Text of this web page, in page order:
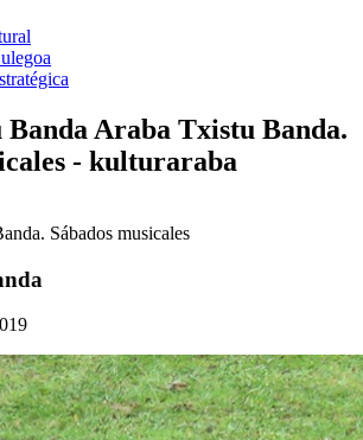
Araba Txistu Banda.
- kulturaraba
Sábados musicales